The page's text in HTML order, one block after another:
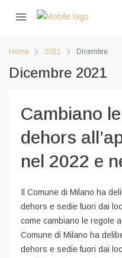
Home 2021 Dicembre
Dicembre 2021
Cambiano
dehors
nel 2022 e
Il Comune di Milano ha
dehors e sedie fuori dai
come cambiano le regole
Comune di Milano ha
dehors e sedie fuori dai